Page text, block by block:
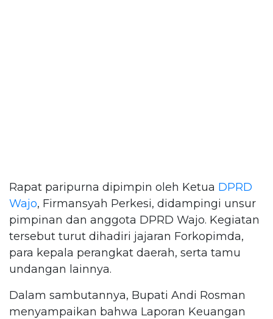
Rapat paripurna dipimpin oleh Ketua DPRD
Wajo, Firmansyah Perkesi, didampingi unsur
pimpinan dan anggota DPRD Wajo. Kegiatan
tersebut turut dihadiri jajaran Forkopimda,
para kepala perangkat daerah, serta tamu
undangan lainnya.
Dalam sambutannya, Bupati Andi Rosman
menyampaikan bahwa Laporan Keuangan